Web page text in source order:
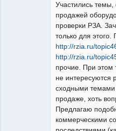
Участились темы,
продажей
проверки РЗА.
только для
http://rzia.ru/
http://rzia.ru/
прочие. При этом
не интересуются
сходными темами
продаже, хоть
Предлагаю
коммерческими